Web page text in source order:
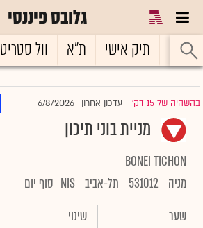
גלובס פיננסי
ראשי תיק אישי ת"א וול סטריט
בהשהיה של 15 דק' |עדכון אחרון 6/8/2026
מניית בוני תיכון
BONEI TICHON
מניה 531012 תל-אביב NIS סוף יום
שער
שינוי